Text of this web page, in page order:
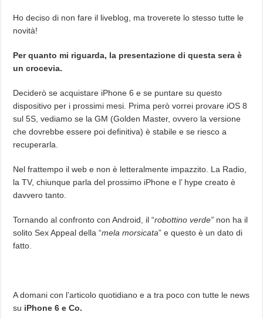
Ho deciso di non fare il liveblog, ma troverete lo stesso tutte le
novità!
Per quanto mi riguarda, la presentazione di questa sera è
un crocevia.
Deciderò se acquistare iPhone 6 e se puntare su questo
dispositivo per i prossimi mesi. Prima però vorrei provare iOS 8
sul 5S, vediamo se la GM (Golden Master, ovvero la versione
che dovrebbe essere poi definitiva) è stabile e se riesco a
recuperarla.
Nel frattempo il web e non è letteralmente impazzito. La Radio,
la TV, chiunque parla del prossimo iPhone e l’ hype creato è
davvero tanto.
Tornando al confronto con Android, il “robottino verde” non ha il
solito Sex Appeal della “mela morsicata” e questo è un dato di
fatto.
A domani con l’articolo quotidiano e a tra poco con tutte le news
su iPhone 6 e Co.